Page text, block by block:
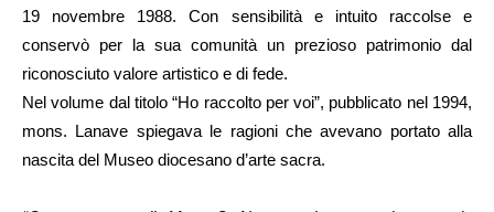
19 novembre 1988. Con sensibilità e intuito raccolse e
conservò per la sua comunità un prezioso patrimonio dal
riconosciuto valore artistico e di fede.
Nel volume dal titolo “Ho raccolto per voi”, pubblicato nel 1994,
mons. Lanave spiegava le ragioni che avevano portato alla
nascita del Museo diocesano d’arte sacra.